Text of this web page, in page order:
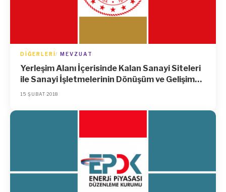
DIĞERLERI MEVZUAT
Yerleşim Alanı İçerisinde Kalan Sanayi Siteleri
ile Sanayi İşletmelerinin Dönüşüm ve Gelişim
Projelerinin Kredilendirilmesi Hakkında
15 ŞUBAT 2018